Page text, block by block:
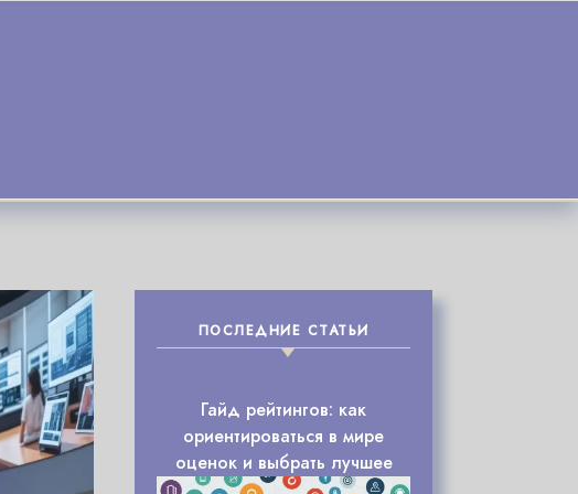
ПОСЛЕДНИЕ СТАТЬИ
Гайд рейтингов: как
ориентироваться в мире
оценок и выбрать лучшее